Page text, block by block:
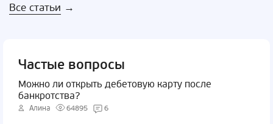
Все статьи →
Частые вопросы
Можно ли открыть дебетовую карту после
банкротства?
Алина 64895 6